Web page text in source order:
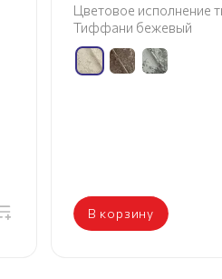
Цветовое исполнение
Тиффани бежевый
В корзину